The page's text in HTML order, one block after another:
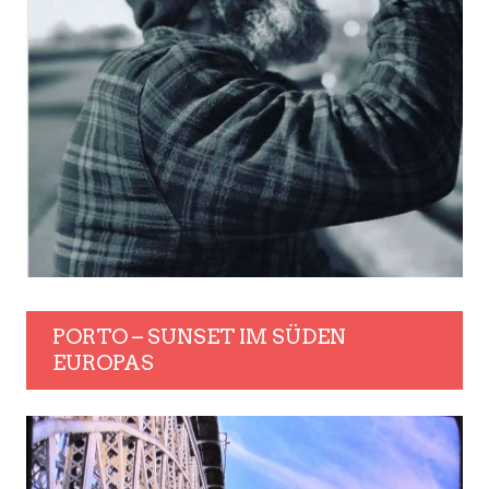
PORTO – SUNSET IM SÜDEN
EUROPAS